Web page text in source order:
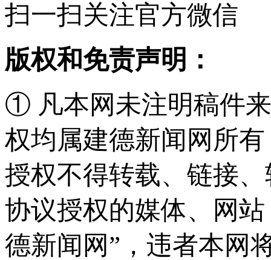
扫一扫关注官方微信
版权和免责声明：
① 凡本网未注明稿件
权均属建德新闻网所
授权不得转载、链接
协议授权的媒体、网
德新闻网”，违者本网